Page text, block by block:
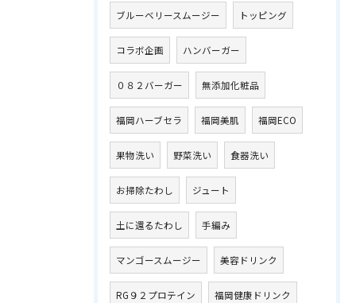
ブルーベリースムージー トッピング
コラボ企画 ハンバーガー
０８２バーガー 無添加化粧品
福岡ハーブセラ 福岡美肌 福岡ECO
果物洗い 野菜洗い 食器洗い
お掃除たわし ジュート
土に還るたわし 手編み
マンゴースムージー 美容ドリンク
RG９２プロテイン 福岡健康ドリンク